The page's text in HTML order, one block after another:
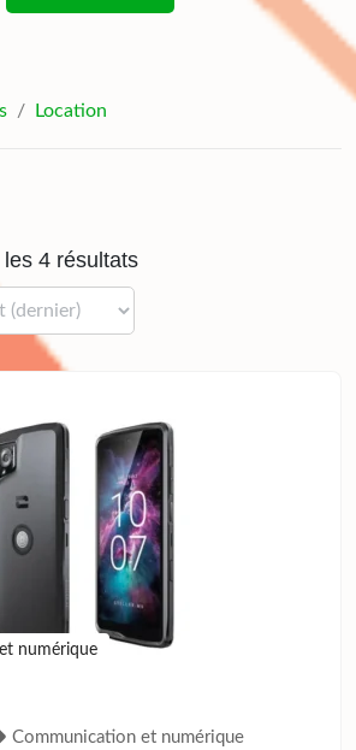
/ Location
4 résultats
numérique
Communication et numérique